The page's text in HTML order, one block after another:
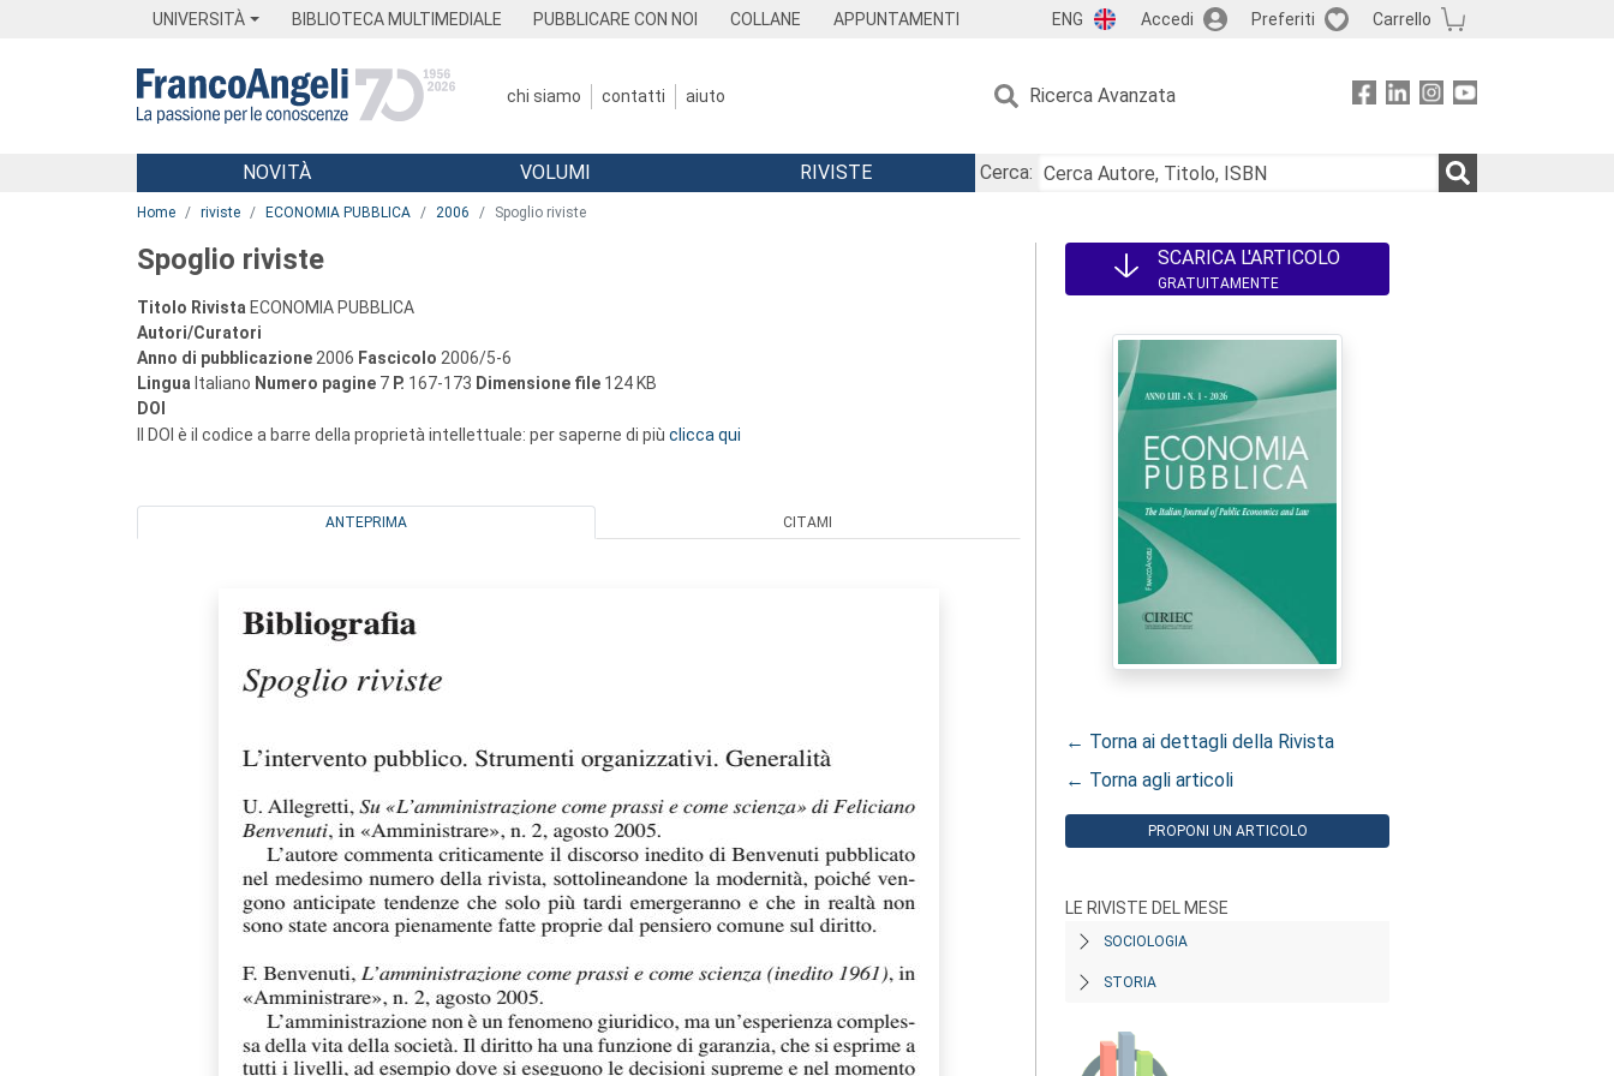
UNIVERSITÀ BIBLIOTECA MULTIMEDIALE PUBBLICARE CON NOI COLLANE APPUNTAMENTI ENG Accedi Preferiti Carrello
chi siamo contatti aiuto Ricerca Avanzata
Menu
NOVITÀ VOLUMI RIVISTE
Cerca:
Home riviste ECONOMIA PUBBLICA 2006 Spoglio riviste
Spoglio riviste
Titolo Rivista ECONOMIA PUBBLICA
Autori/Curatori
Anno di pubblicazione 2006 Fascicolo 2006/5-6
Lingua Italiano Numero pagine 7 P. 167-173 Dimensione file 124 KB
DOI
Il DOI è il codice a barre della proprietà intellettuale: per saperne di più clicca qui
ANTEPRIMA CITAMI
SCARICA L'ARTICOLO
GRATUITAMENTE
← Torna ai dettagli della Rivista
← Torna agli articoli
PROPONI UN ARTICOLO
LE RIVISTE DEL MESE
SOCIOLOGIA
STORIA